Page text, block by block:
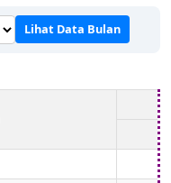
Lihat Data Bulan